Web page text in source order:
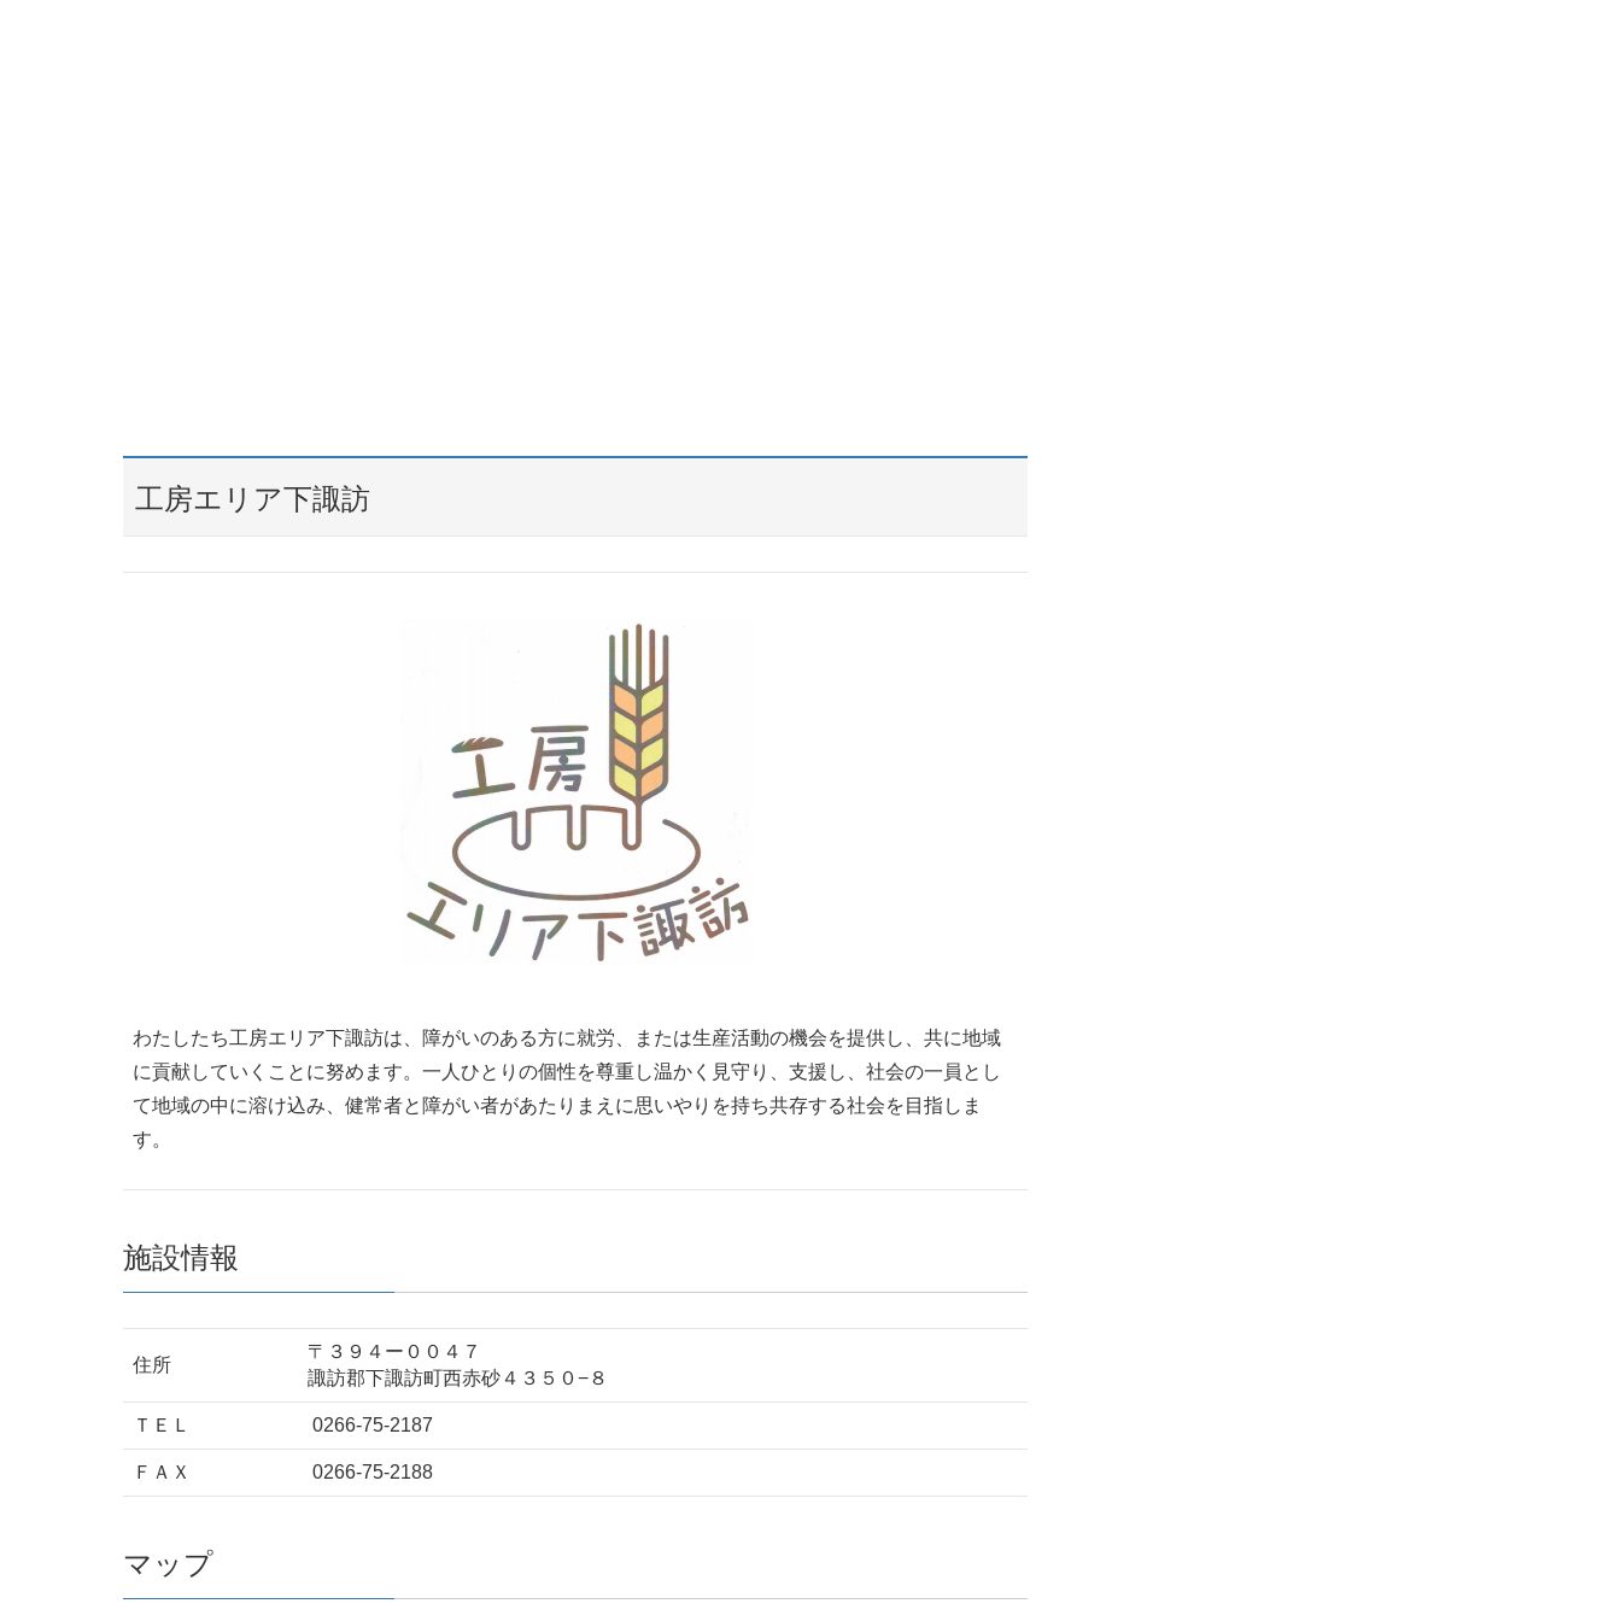
工房エリア下諏訪
わたしたち工房エリア下諏訪は、障がいのある方に就労、または生産活動の機会を提供し、共に地域
に貢献していくことに努めます。一人ひとりの個性を尊重し温かく見守り、支援し、社会の一員とし
て地域の中に溶け込み、健常者と障がい者があたりまえに思いやりを持ち共存する社会を目指しま
す。
施設情報
住所
〒３９４ー００４７
諏訪郡下諏訪町西赤砂４３５０−８
ＴＥＬ 0266-75-2187
ＦＡＸ 0266-75-2188
マップ